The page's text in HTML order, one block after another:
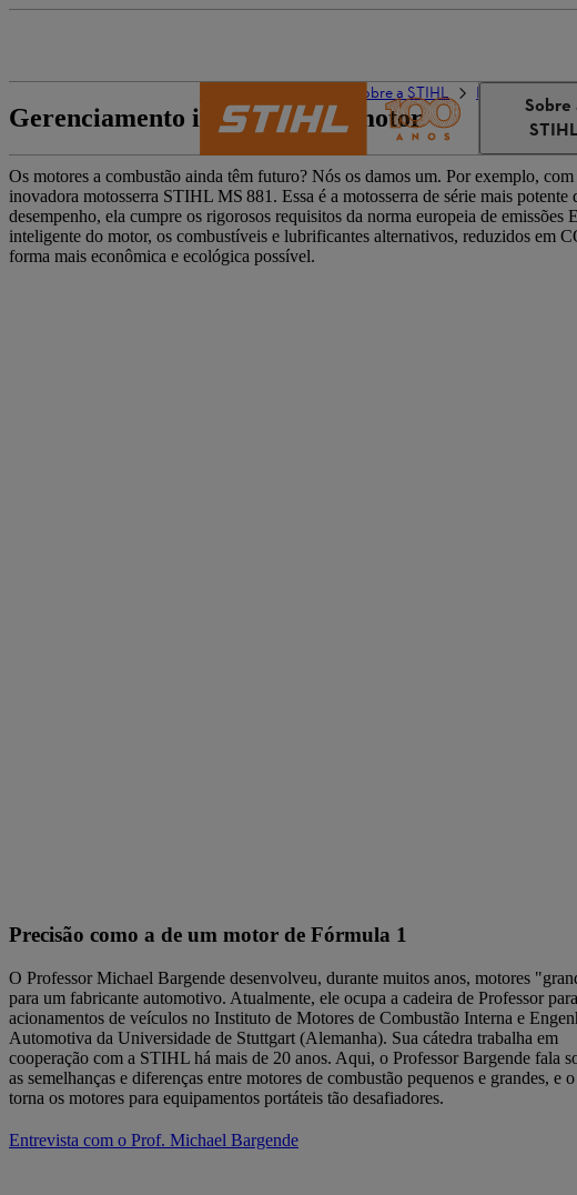
Sobre
Sobre a STIHL Inovação
Gerenciamento inteligente do motor
Os motores a combustão ainda têm futuro? Nós os damos um. Por exemplo,
inovadora motosserra STIHL MS 881. Essa é a motosserra de série mais
desempenho, ela cumpre os rigorosos requisitos da norma europeia de
inteligente do motor, os combustíveis e lubrificantes alternativos, reduzidos em
forma mais econômica e ecológica possível.
Precisão como a de um motor de Fórmula 1
O Professor Michael Bargende desenvolveu, durante muitos anos, motores
para um fabricante automotivo. Atualmente, ele ocupa a cadeira de Professor para
acionamentos de veículos no Instituto de Motores de Combustão Interna e
Automotiva da Universidade de Stuttgart (Alemanha). Sua cátedra trabalha em
cooperação com a STIHL há mais de 20 anos. Aqui, o Professor Bargende fala
as semelhanças e diferenças entre motores de combustão pequenos e grandes, e
torna os motores para equipamentos portáteis tão desafiadores.
Entrevista com o Prof. Michael Bargende